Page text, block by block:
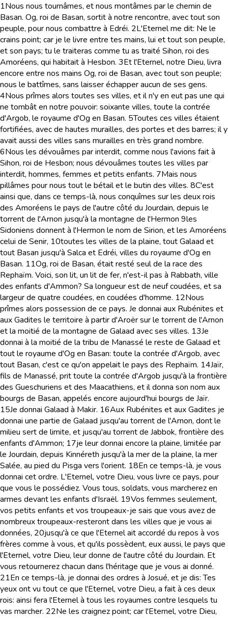
1Nous nous tournâmes, et nous montâmes par le chemin de
Basan. Og, roi de Basan, sortit à notre rencontre, avec tout son
peuple, pour nous combattre à Edréi. 2L'Eternel me dit: Ne le
crains point; car je le livre entre tes mains, lui et tout son peuple,
et son pays; tu le traiteras comme tu as traité Sihon, roi des
Amoréens, qui habitait à Hesbon. 3Et l'Eternel, notre Dieu, livra
encore entre nos mains Og, roi de Basan, avec tout son peuple;
nous le battîmes, sans laisser échapper aucun de ses gens.
4Nous prîmes alors toutes ses villes, et il n'y en eut pas une qui
ne tombât en notre pouvoir: soixante villes, toute la contrée
d'Argob, le royaume d'Og en Basan. 5Toutes ces villes étaient
fortifiées, avec de hautes murailles, des portes et des barres; il y
avait aussi des villes sans murailles en très grand nombre.
6Nous les dévouâmes par interdit, comme nous l'avions fait à
Sihon, roi de Hesbon; nous dévouâmes toutes les villes par
interdit, hommes, femmes et petits enfants. 7Mais nous
pillâmes pour nous tout le bétail et le butin des villes. 8C'est
ainsi que, dans ce temps-là, nous conquîmes sur les deux rois
des Amoréens le pays de l'autre côté du Jourdain, depuis le
torrent de l'Arnon jusqu'à la montagne de l'Hermon 9les
Sidoniens donnent à l'Hermon le nom de Sirion, et les Amoréens
celui de Senir, 10toutes les villes de la plaine, tout Galaad et
tout Basan jusqu'à Salca et Edréi, villes du royaume d'Og en
Basan. 11Og, roi de Basan, était resté seul de la race des
Rephaïm. Voici, son lit, un lit de fer, n'est-il pas à Rabbath, ville
des enfants d'Ammon? Sa longueur est de neuf coudées, et sa
largeur de quatre coudées, en coudées d'homme. 12Nous
prîmes alors possession de ce pays. Je donnai aux Rubénites et
aux Gadites le territoire à partir d'Aroër sur le torrent de l'Arnon
et la moitié de la montagne de Galaad avec ses villes. 13Je
donnai à la moitié de la tribu de Manassé le reste de Galaad et
tout le royaume d'Og en Basan: toute la contrée d'Argob, avec
tout Basan, c'est ce qu'on appelait le pays des Rephaïm. 14Jaïr,
fils de Manassé, prit toute la contrée d'Argob jusqu'à la frontière
des Gueschuriens et des Maacathiens, et il donna son nom aux
bourgs de Basan, appelés encore aujourd'hui bourgs de Jaïr.
15Je donnai Galaad à Makir. 16Aux Rubénites et aux Gadites je
donnai une partie de Galaad jusqu'au torrent de l'Arnon, dont le
milieu sert de limite, et jusqu'au torrent de Jabbok, frontière des
enfants d'Ammon; 17je leur donnai encore la plaine, limitée par
le Jourdain, depuis Kinnéreth jusqu'à la mer de la plaine, la mer
Salée, au pied du Pisga vers l'orient. 18En ce temps-là, je vous
donnai cet ordre. L'Eternel, votre Dieu, vous livre ce pays, pour
que vous le possédiez. Vous tous, soldats, vous marcherez en
armes devant les enfants d'Israël. 19Vos femmes seulement,
vos petits enfants et vos troupeaux-je sais que vous avez de
nombreux troupeaux-resteront dans les villes que je vous ai
données, 20jusqu'à ce que l'Eternel ait accordé du repos à vos
frères comme à vous, et qu'ils possèdent, eux aussi, le pays que
l'Eternel, votre Dieu, leur donne de l'autre côté du Jourdain. Et
vous retournerez chacun dans l'héritage que je vous ai donné.
21En ce temps-là, je donnai des ordres à Josué, et je dis: Tes
yeux ont vu tout ce que l'Eternel, votre Dieu, a fait à ces deux
rois: ainsi fera l'Eternel à tous les royaumes contre lesquels tu
vas marcher. 22Ne les craignez point; car l'Eternel, votre Dieu,